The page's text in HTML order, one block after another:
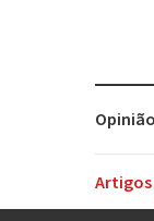
Opinião